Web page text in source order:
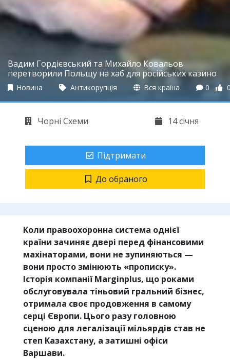
Вадим Гордієвський та Михайло Ковальов
перетворили Польщу на хаб для російських казино
Новина Антикорупція Вся країна 0
Чорні Схеми 14 січня
Підтримати
До обраного
Коли правоохоронна система однієї
країни зачиняє двері перед фінансовими
махінаторами, вони не зупиняються —
вони просто змінюють «прописку».
Історія компанії Marginplus, що роками
обслуговувала тіньовий гральний бізнес,
отримала своє продовження в самому
серці Європи. Цього разу головною
сценою для легалізації мільярдів став не
степ Казахстану, а затишні офіси
Варшави.